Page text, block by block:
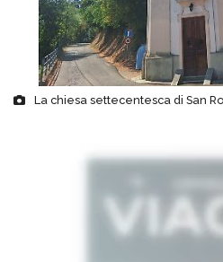
La chiesa settecentesca di San